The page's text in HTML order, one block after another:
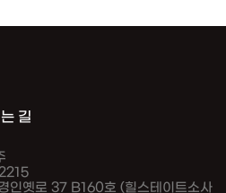
길
인옛로 37 B160호 (힐스테이트소사